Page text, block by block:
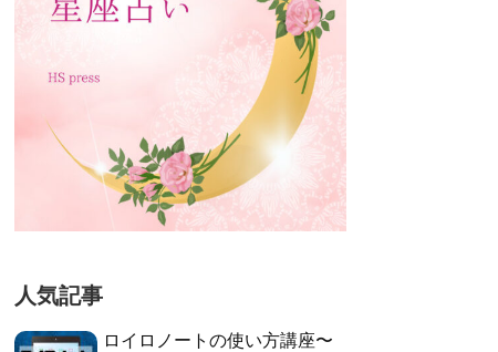
人気記事
ロイロノートの使い方講座〜